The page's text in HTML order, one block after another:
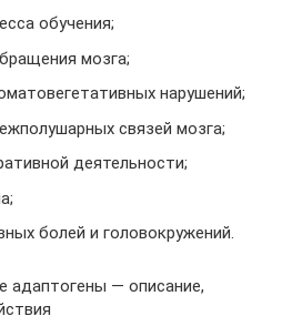
обучения;
мозга;
нарушений;
связей мозга;
деятельности;
болей и головокружений.
адаптогены — описание,